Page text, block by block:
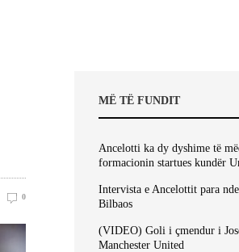
0
MË TË FUNDIT
Ancelotti ka dy dyshime të
formacionin startues kundër
Intervista e Ancelottit para
Bilbaos
(VIDEO) Goli i çmendur i
Manchester United